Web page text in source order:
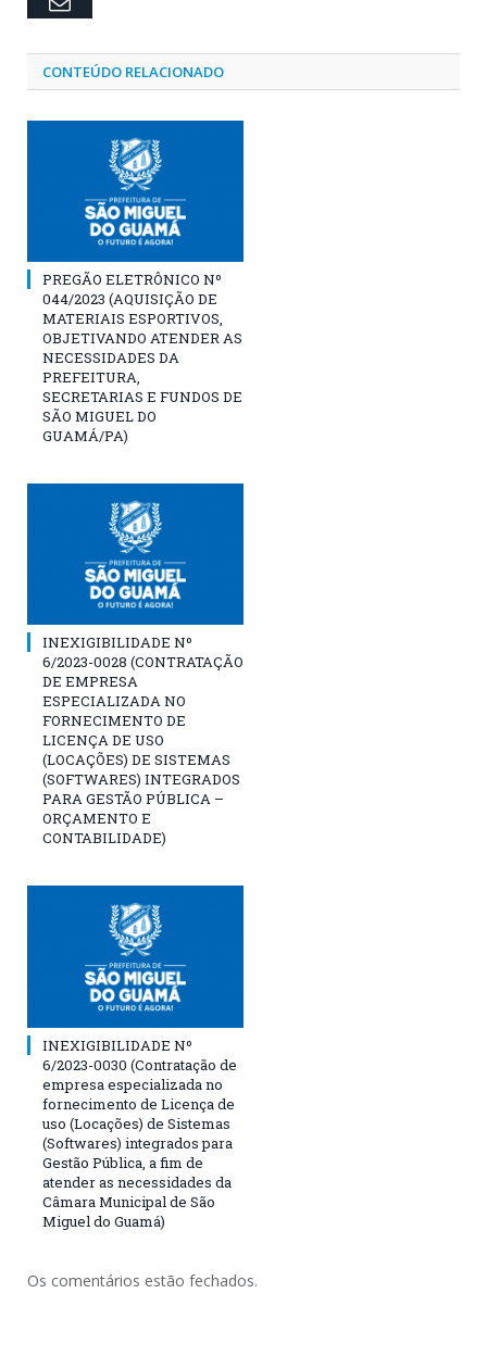
CONTEÚDO RELACIONADO
PREGÃO ELETRÔNICO Nº
044/2023 (AQUISIÇÃO DE
MATERIAIS ESPORTIVOS,
OBJETIVANDO ATENDER AS
NECESSIDADES DA
PREFEITURA,
SECRETARIAS E FUNDOS DE
SÃO MIGUEL DO
GUAMÁ/PA)
INEXIGIBILIDADE Nº
6/2023-0028 (CONTRATAÇÃO
DE EMPRESA
ESPECIALIZADA NO
FORNECIMENTO DE
LICENÇA DE USO
(LOCAÇÕES) DE SISTEMAS
(SOFTWARES) INTEGRADOS
PARA GESTÃO PÚBLICA –
ORÇAMENTO E
CONTABILIDADE)
INEXIGIBILIDADE Nº
6/2023-0030 (Contratação de
empresa especializada no
fornecimento de Licença de
uso (Locações) de Sistemas
(Softwares) integrados para
Gestão Pública, a fim de
atender as necessidades da
Câmara Municipal de São
Miguel do Guamá)
Os comentários estão fechados.